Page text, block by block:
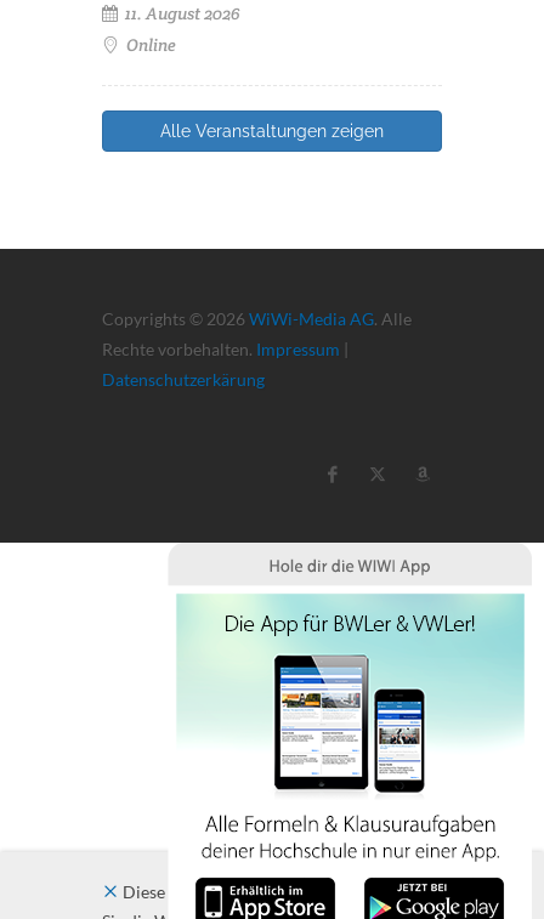
11. August 2026
Online
Alle Veranstaltungen zeigen
Copyrights © 2026 WiWi-Media AG. Alle
Rechte vorbehalten. Impressum |
Datenschutzerkärung
Diese Website verwendet Cookies. Indem